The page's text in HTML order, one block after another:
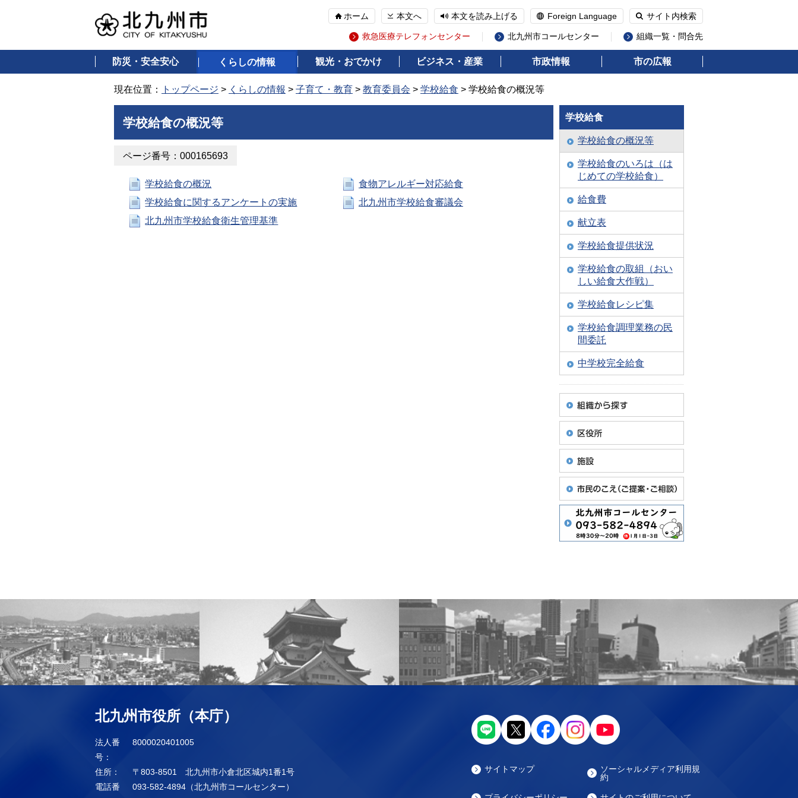
ホーム 本文へ 本文を読み上げる Foreign Language サイト内検索
救急医療テレフォンセンター 北九州市コールセンター 組織一覧・問合先
防災・安全安心 くらしの情報 観光・おでかけ ビジネス・産業 市政情報 市の広報
現在位置： トップページ > くらしの情報 > 子育て・教育 > 教育委員会 > 学校給食 > 学校給食の概況等
学校給食の概況等
ページ番号：000165693
学校給食の概況
食物アレルギー対応給食
学校給食に関するアンケートの実施
北九州市学校給食審議会
北九州市学校給食衛生管理基準
学校給食
学校給食の概況等
学校給食のいろは（は
じめての学校給食）
給食費
献立表
学校給食提供状況
学校給食の取組（おい
しい給食大作戦）
学校給食レシピ集
学校給食調理業務の民
間委託
中学校完全給食
北九州市役所（本庁）
法人番
号：
8000020401005
住所：
〒803-8501 北九州市小倉北区城内1番1号
電話番
093-582-4894（北九州市コールセンター）
サイトマップ
ソーシャルメディア利用規
約